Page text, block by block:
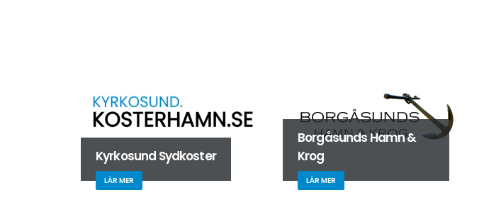
Kyrkosund Sydkoster
LÄR MER
Borgåsunds Hamn &
Krog
LÄR MER